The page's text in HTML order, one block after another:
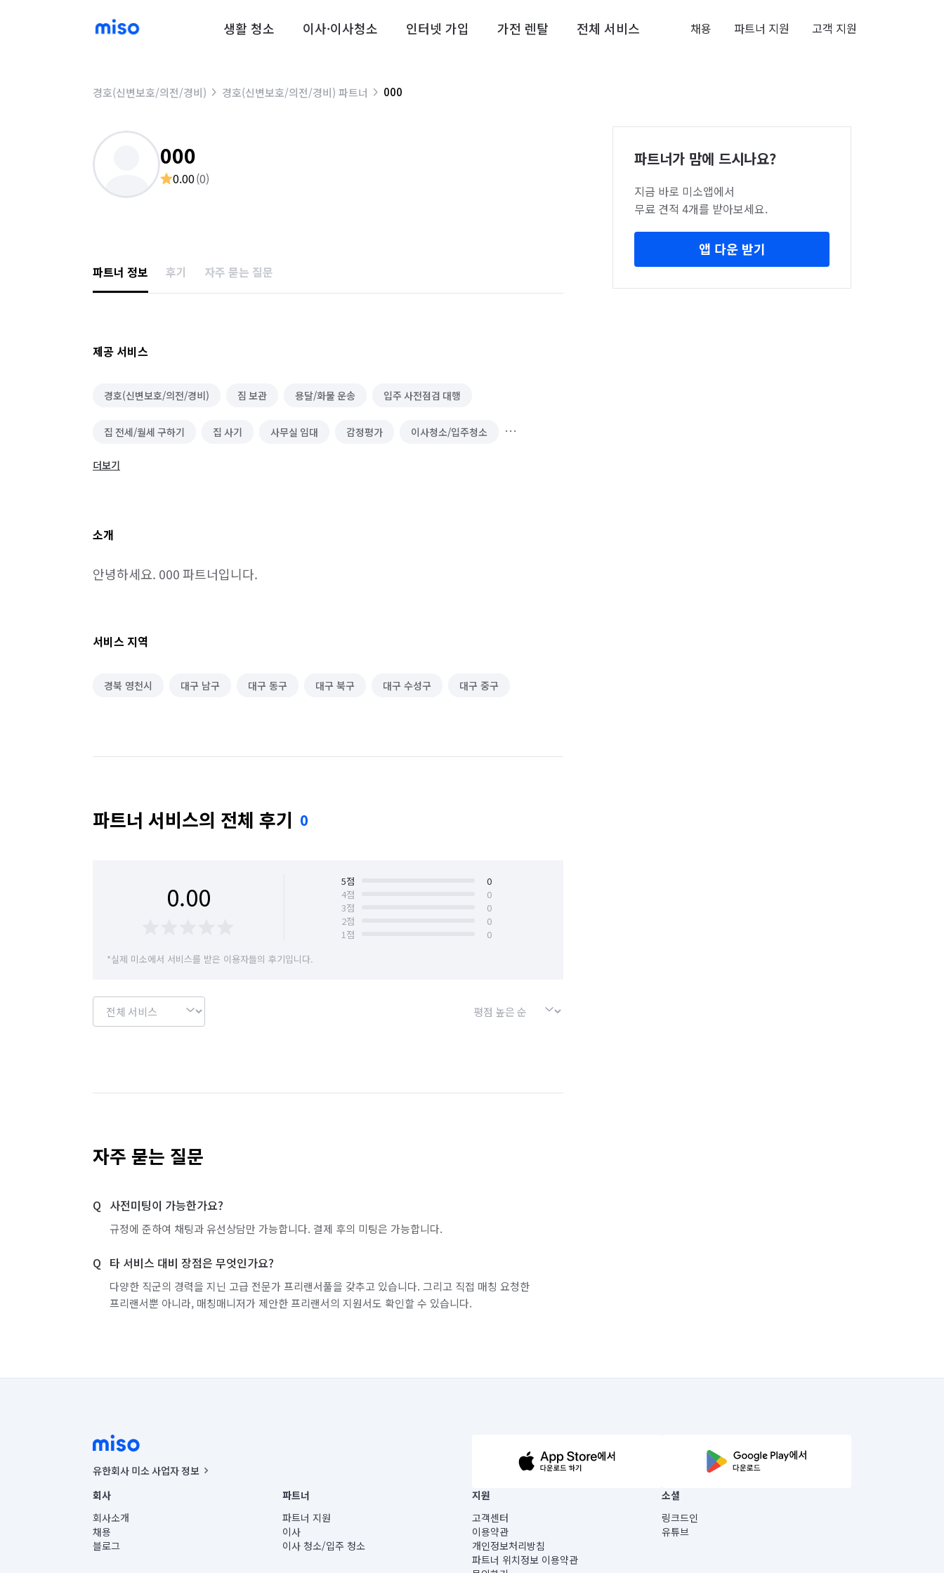
생활 청소 이사·이사청소 인터넷 가입 가전 렌탈 전체 서비스 채용 파트너 지원 고객 지원
경호(신변보호/의전/경비) 경호(신변보호/의전/경비) 파트너 000
000
0.00(0)
파트너 정보 후기 자주 묻는 질문
제공 서비스
경호(신변보호/의전/경비) 짐 보관 용달/화물 운송 입주 사전점검 대행
집 전세/월세 구하기 집 사기 사무실 임대 감정평가 이사청소/입주청소
무진동/냉동/냉장차량
더보기
소개
안녕하세요. 000 파트너입니다.
서비스 지역
경북 영천시 대구 남구 대구 동구 대구 북구 대구 수성구 대구 중구
파트너 서비스의 전체 후기 0
0.00 5점
0
4점
0
3점
0
2점
0
1점
0
*실제 미소에서 서비스를 받은 이용자들의 후기입니다.
자주 묻는 질문
사전미팅이 가능한가요?
규정에 준하여 채팅과 유선상담만 가능합니다. 결제 후의 미팅은 가능합니다.
타 서비스 대비 장점은 무엇인가요?
다양한 직군의 경력을 지닌 고급 전문가 프리랜서풀을 갖추고 있습니다. 그리고 직접 매칭 요청한
프리랜서뿐 아니라, 매칭매니저가 제안한 프리랜서의 지원서도 확인할 수 있습니다.
파트너가 맘에 드시나요?
지금 바로 미소앱에서
무료 견적 4개를 받아보세요.
앱 다운 받기
유한회사 미소 사업자 정보
사업자등록번호 : 291-87-00271 | 인허가번호 : 2016-3220163-14-5-00019 |
통신판매신고번호 : 2024-서울종로-1400(공정거래위원회 정보) |
대표이사 : CHING VICTOR COLUMBIA RHEE
주소 | 본사: 서울특별시 종로구 율곡로 6(중학동, 트윈트리빌딩) B동 5층
컨택센터 : 서울특별시 종로구 수송동 율곡로 24, 7층, 8층 미소
회사
회사소개
채용
블로그
파트너
파트너 지원
이사
이사 청소/입주 청소
지원
고객센터
이용약관
개인정보처리방침
파트너 위치정보 이용약관
소셜
링크드인
유튜브